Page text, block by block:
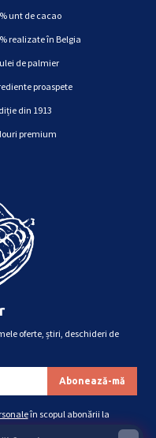
unt de cacao
realizate în Belgia
de palmier
proaspete
din 1913
premium
oferte, știri, deschideri de
în scopul abonării la